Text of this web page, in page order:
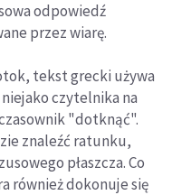
odpowiedź
przez wiarę.
tekst grecki używa
czytelnika na
"dotknąć".
znaleźć ratunku,
płaszcza. Co
również dokonuje się